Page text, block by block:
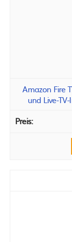
Amazon Fire
und Live-